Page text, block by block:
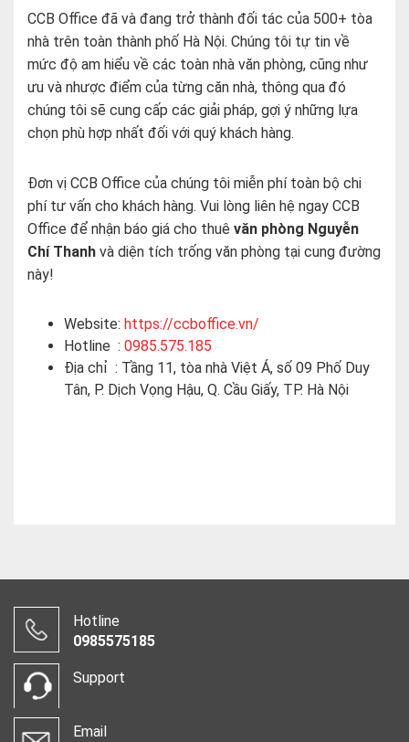
CCB Office đã và đang trở thành đối tác của 500+ tòa
nhà trên toàn thành phố Hà Nội. Chúng tôi tự tin về
mức độ am hiểu về các toàn nhà văn phòng, cũng như
ưu và nhược điểm của từng căn nhà, thông qua đó
chúng tôi sẽ cung cấp các giải pháp, gợi ý những lựa
chọn phù hợp nhất đối với quý khách hàng.
Đơn vị CCB Office của chúng tôi miễn phí toàn bộ chi
phí tư vấn cho khách hàng. Vui lòng liên hệ ngay CCB
Office để nhận báo giá cho thuê văn phòng Nguyễn
Chí Thanh và diện tích trống văn phòng tại cung đường
này!
Website: https://ccboffice.vn/
Hotline : 0985.575.185
Địa chỉ : Tầng 11, tòa nhà Việt Á, số 09 Phố Duy
Tân, P. Dịch Vọng Hậu, Q. Cầu Giấy, TP. Hà Nội
Hotline
0985575185
Support
Email